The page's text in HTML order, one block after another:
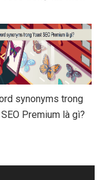
synonyms trong
Premium là gì?